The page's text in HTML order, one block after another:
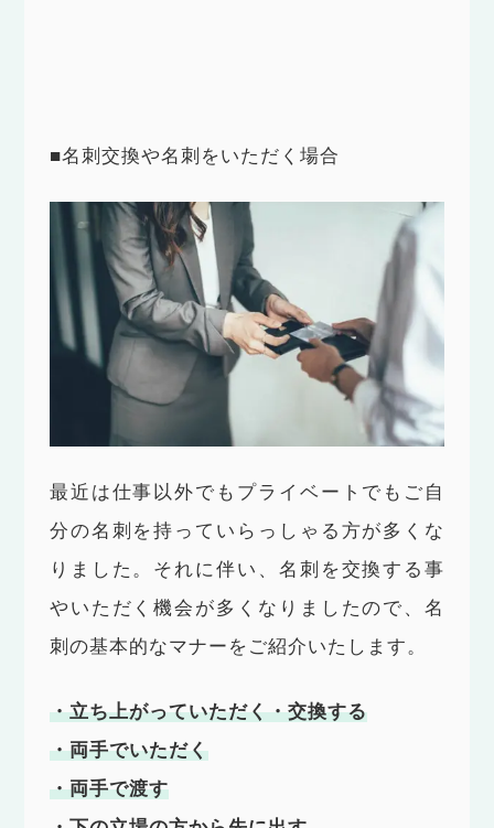
■名刺交換や名刺をいただく場合
最近は仕事以外でもプライベートでもご自
分の名刺を持っていらっしゃる方が多くな
りました。それに伴い、名刺を交換する事
やいただく機会が多くなりましたので、名
刺の基本的なマナーをご紹介いたします。
・立ち上がっていただく・交換する
・両手でいただく
・両手で渡す